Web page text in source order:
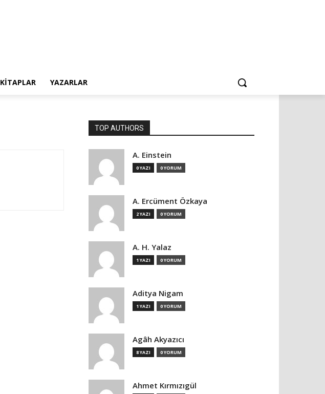
KITAPLAR YAZARLAR
TOP AUTHORS
A. Einstein
0 YAZI 0 YORUM
A. Ercüment Özkaya
2 YAZI 0 YORUM
A. H. Yalaz
1 YAZI 0 YORUM
Aditya Nigam
1 YAZI 0 YORUM
Agâh Akyazıcı
8 YAZI 0 YORUM
Ahmet Kırmızıgül